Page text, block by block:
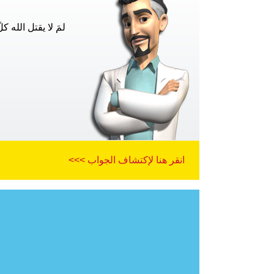
لمَ لا يقتل الله
انقر هنا لإكتشاف الجواب >>>